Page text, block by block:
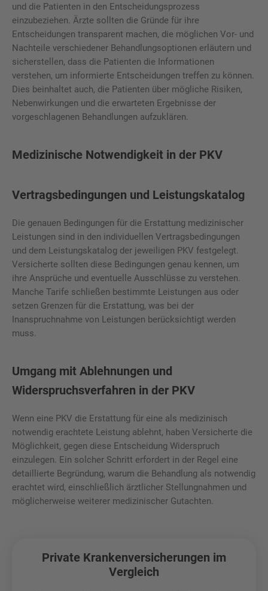
und die Patienten in den Entscheidungsprozess
einzubeziehen. Ärzte sollten die Gründe für ihre
Entscheidungen transparent machen, die möglichen Vor- und
Nachteile verschiedener Behandlungsoptionen erläutern und
sicherstellen, dass die Patienten die Informationen
verstehen, um informierte Entscheidungen treffen zu können.
Dies beinhaltet auch, die Patienten über mögliche Risiken,
Nebenwirkungen und die erwarteten Ergebnisse der
vorgeschlagenen Behandlungen aufzuklären.
Medizinische Notwendigkeit in der PKV
Vertragsbedingungen und Leistungskatalog
Die genauen Bedingungen für die Erstattung medizinischer
Leistungen sind in den individuellen Vertragsbedingungen
und dem Leistungskatalog der jeweiligen PKV festgelegt.
Versicherte sollten diese Bedingungen genau kennen, um
ihre Ansprüche und eventuelle Ausschlüsse zu verstehen.
Manche Tarife schließen bestimmte Leistungen aus oder
setzen Grenzen für die Erstattung, was bei der
Inanspruchnahme von Leistungen berücksichtigt werden
muss.
Umgang mit Ablehnungen und
Widerspruchsverfahren in der PKV
Wenn eine PKV die Erstattung für eine als medizinisch
notwendig erachtete Leistung ablehnt, haben Versicherte die
Möglichkeit, gegen diese Entscheidung Widerspruch
einzulegen. Ein solcher Schritt erfordert in der Regel eine
detaillierte Begründung, warum die Behandlung als notwendig
erachtet wird, einschließlich ärztlicher Stellungnahmen und
möglicherweise weiterer medizinischer Gutachten.
Private Krankenversicherungen im
Vergleich